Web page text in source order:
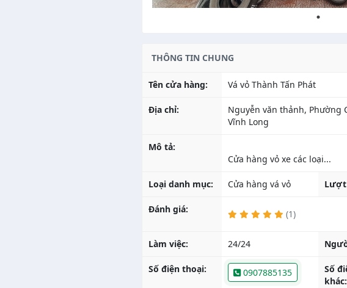
THÔNG TIN CHUNG
Tên cửa hàng: Vá vỏ Thành Tấn Phát
Địa chỉ:
Nguyễn văn thảnh, Phường
Vĩnh Long
Mô tả:
Loại danh mục: Cửa hàng vá vỏ Lượt
Đánh giá: (1)
Làm việc: 24/24
Số điện thoại: 0907885135
Số
khác: